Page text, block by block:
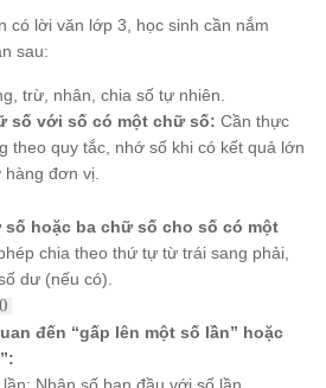
có lời văn lớp 3, học sinh cần nắm
sau:
trừ, nhân, chia số tự nhiên.
số với số có một chữ số: Cần thực
theo quy tắc, nhớ số khi có kết quả lớn
đơn vị.
hoặc ba chữ số cho số có một
chia theo thứ tự từ trái sang phải,
dư (nếu có).
đến “gấp lên một số lần” hoặc
Nhân số ban đầu với số lần.